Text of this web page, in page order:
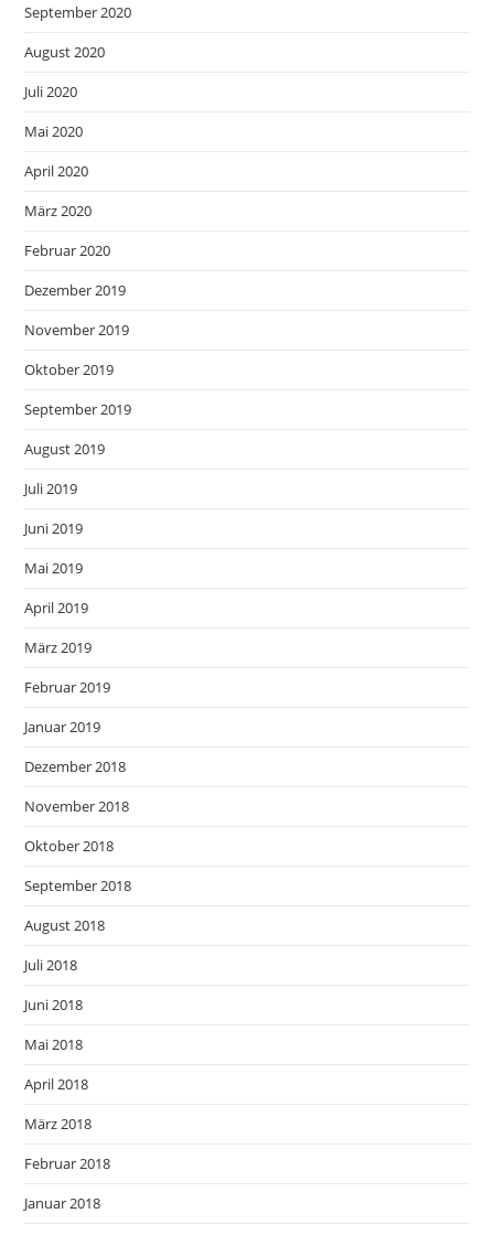
September 2020
August 2020
Juli 2020
Mai 2020
April 2020
März 2020
Februar 2020
Dezember 2019
November 2019
Oktober 2019
September 2019
August 2019
Juli 2019
Juni 2019
Mai 2019
April 2019
März 2019
Februar 2019
Januar 2019
Dezember 2018
November 2018
Oktober 2018
September 2018
August 2018
Juli 2018
Juni 2018
Mai 2018
April 2018
März 2018
Februar 2018
Januar 2018